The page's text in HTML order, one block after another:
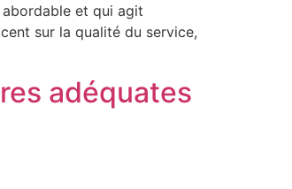
et qui agit
sur la qualité du service,
adéquates